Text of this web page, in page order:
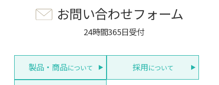
お問い合わせフォーム
24時間365日受付
製品・商品について 採用について